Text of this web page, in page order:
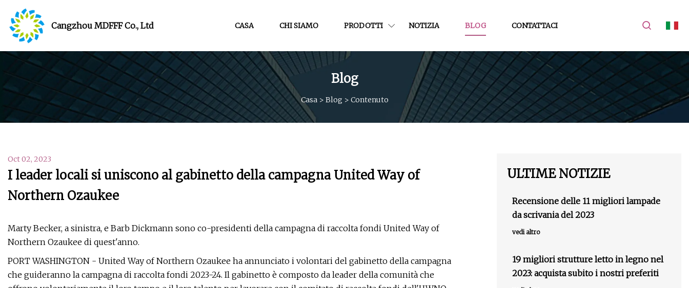
Cangzhou MDFFF Co., Ltd CASA CHI SIAMO PRODOTTI NOTIZIA BLOG CONTATTACI
Blog
Casa > Blog > Contenuto
Oct 02, 2023
I leader locali si uniscono al gabinetto della campagna United Way of
Northern Ozaukee
Marty Becker, a sinistra, e Barb Dickmann sono co-presidenti della campagna di raccolta fondi United Way of
Northern Ozaukee di quest'anno.
PORT WASHINGTON - United Way of Northern Ozaukee ha annunciato i volontari del gabinetto della campagna
che guideranno la campagna di raccolta fondi 2023-24. Il gabinetto è composto da leader della comunità che
ULTIME NOTIZIE
Recensione delle 11 migliori lampade
da scrivania del 2023
vedi altro
19 migliori strutture letto in legno nel
2023: acquista subito i nostri preferiti